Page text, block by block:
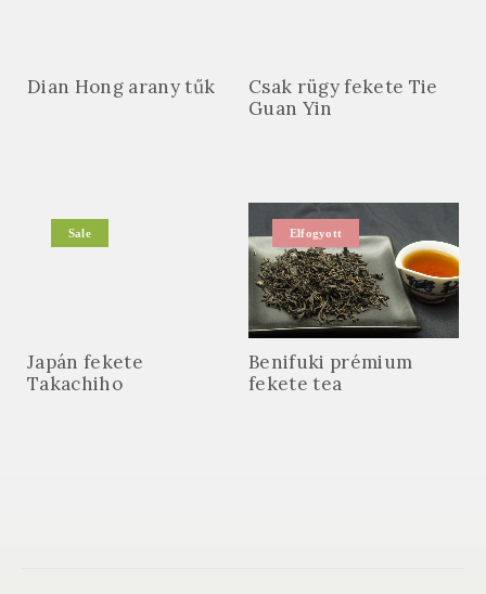
Dian Hong arany tűk
Csak rügy fekete Tie
Guan Yin
Sale
Japán fekete
Takachiho
Elfogyott
Benifuki prémium
fekete tea